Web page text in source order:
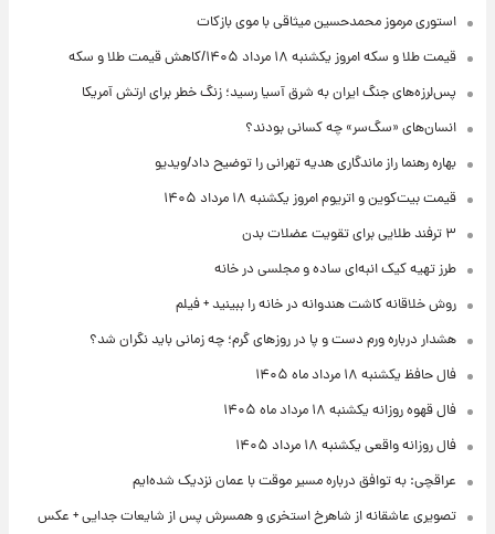
استوری مرموز محمدحسین میثاقی با موی بازکات
قیمت طلا و سکه امروز یکشنبه ۱۸ مرداد ۱۴۰۵/کاهش قیمت طلا و سکه
پس‌لرزه‌های جنگ ایران به شرق آسیا رسید؛ زنگ خطر برای ارتش آمریکا
انسان‌های «سگ‌سر» چه کسانی بودند؟
بهاره رهنما راز ماندگاری هدیه تهرانی را توضیح داد/ویدیو
قیمت بیت‌کوین و اتریوم امروز یکشنبه ۱۸ مرداد ۱۴۰۵
۳ ترفند طلایی برای تقویت عضلات بدن
طرز تهیه کیک انبه‌ای ساده و مجلسی در خانه
روش خلاقانه کاشت هندوانه در خانه را ببینید + فیلم
هشدار درباره ورم دست و پا در روزهای گرم؛ چه زمانی باید نگران شد؟
فال حافظ یکشنبه ۱۸ مرداد ماه ۱۴۰۵
فال قهوه روزانه یکشنبه ۱۸ مرداد ماه ۱۴۰۵
فال روزانه واقعی یکشنبه ۱۸ مرداد ۱۴۰۵
عراقچی: به توافق درباره مسیر موقت با عمان نزدیک شده‌ایم
تصویری عاشقانه از شاهرخ استخری و همسرش پس از شایعات جدایی + عکس